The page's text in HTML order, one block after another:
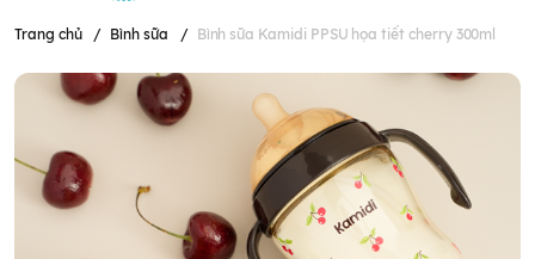
Trang chủ / Bình sữa / Bình sữa Kamidi PPSU họa tiết cherry 300ml